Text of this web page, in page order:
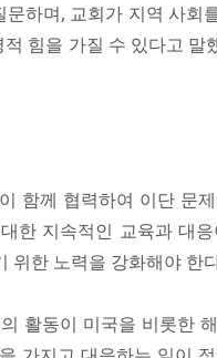
하며, 교회가 지역 사
힘을 가질 수 있다고
함께 협력하여 이단 문
한 지속적인 교육과 대
위한 노력을 강화해야 한
활동이 미국을 비롯한